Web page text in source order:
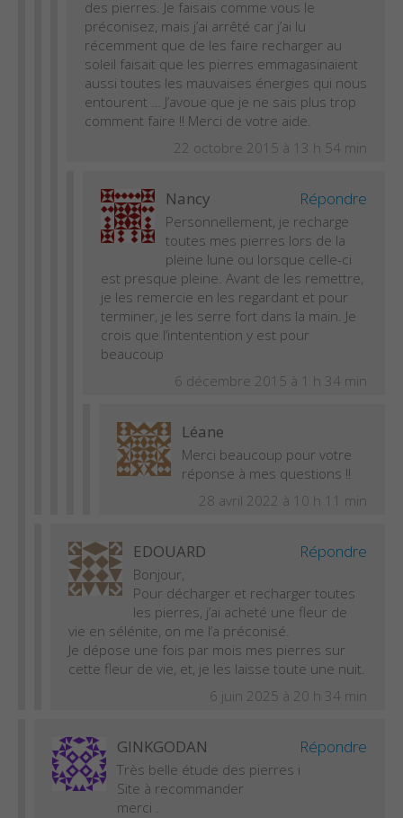
des pierres. Je faisais comme vous le
préconisez, mais j’ai arrêté car j’ai lu
récemment que de les faire recharger au
soleil faisait que les pierres emmagasinaient
aussi toutes les mauvaises énergies qui nous
entourent … J’avoue que je ne sais plus trop
comment faire !! Merci de votre aide.
22 octobre 2015 à 13 h 54 min
Nancy Répondre
Personnellement, je recharge
toutes mes pierres lors de la
pleine lune ou lorsque celle-ci
est presque pleine. Avant de les remettre,
je les remercie en les regardant et pour
terminer, je les serre fort dans la main. Je
crois que l’intentention y est pour
beaucoup
6 décembre 2015 à 1 h 34 min
Léane
Merci beaucoup pour votre
réponse à mes questions !!
28 avril 2022 à 10 h 11 min
EDOUARD Répondre
Bonjour,
Pour décharger et recharger toutes
les pierres, j’ai acheté une fleur de
vie en sélénite, on me l’a préconisé.
Je dépose une fois par mois mes pierres sur
cette fleur de vie, et, je les laisse toute une nuit.
6 juin 2025 à 20 h 34 min
GINKGODAN Répondre
Très belle étude des pierres i
Site à recommander
merci .